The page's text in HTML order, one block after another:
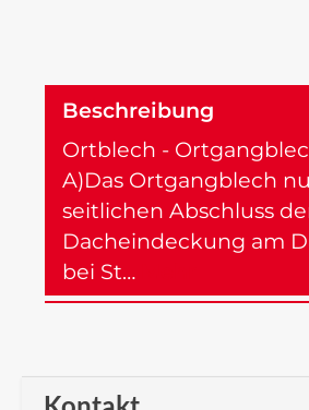
Beschreibung
Ortblech -
A)Das Ortgangblech
seitlichen Abschluss
Dacheindeckung am
bei St…